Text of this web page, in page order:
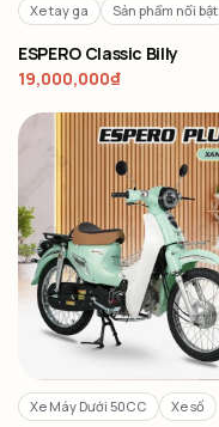
Xe tay ga Sản phẩm nổi bật
ESPERO Classic Billy
19,000,000₫
Xe Máy Dưới 50CC Xe số